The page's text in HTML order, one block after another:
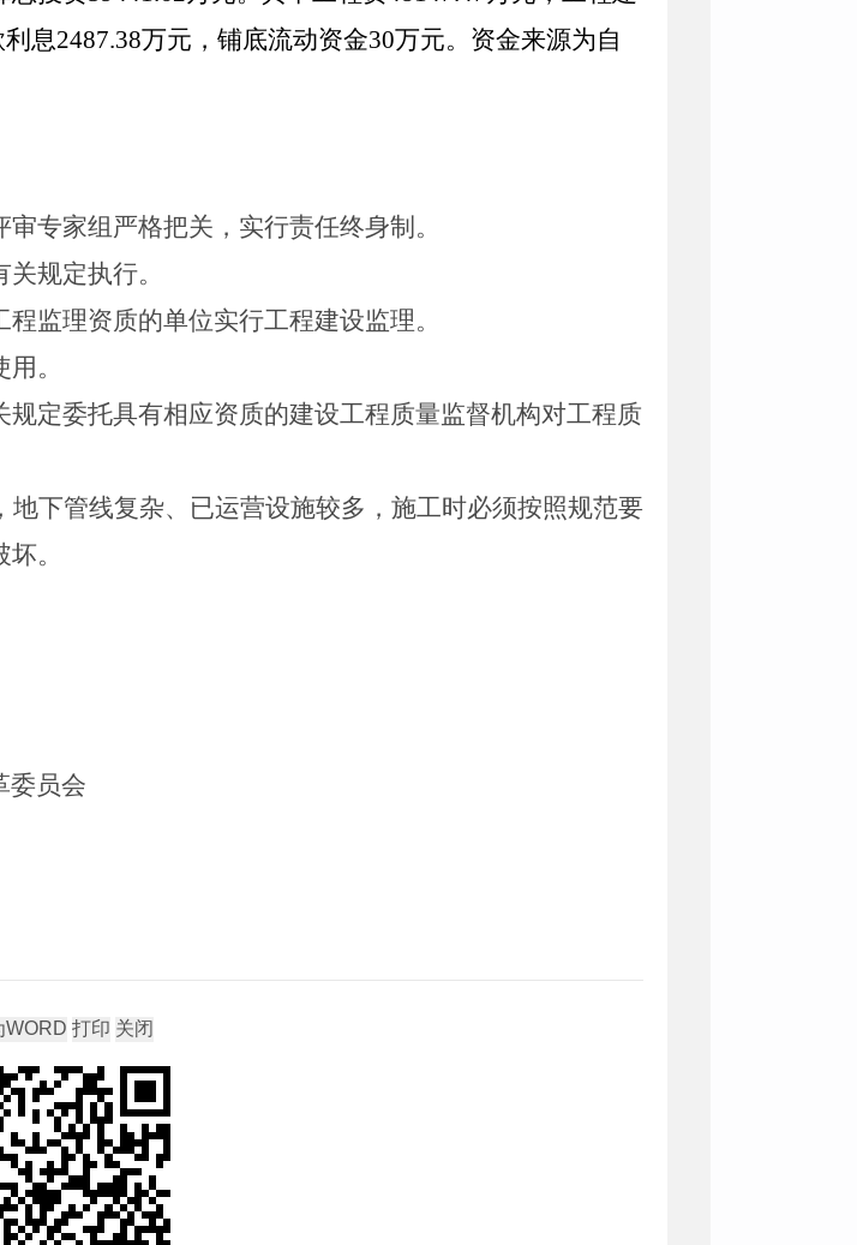
息2487.38万元，铺底流动资金30万元。资金来源为自
专家组严格把关，实行责任终身制。
关规定执行。
监理资质的单位实行工程建设监理。
。
规定委托具有相应资质的建设工程质量监督机构对工程质
下管线复杂、已运营设施较多， 施工时必须按照规范要
坏。
委员会